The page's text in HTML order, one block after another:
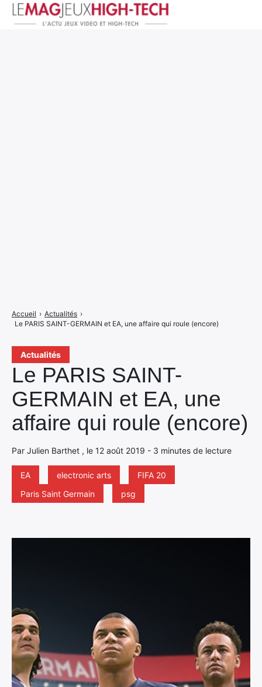
Actualités
Le PARIS SAINT-
GERMAIN et EA, une
affaire qui roule (encore)
Par Julien Barthet , le 12 août 2019 - 3 minutes de lecture
EA electronic arts
FIFA 20
Paris Saint Germain
psg
Accueil › Actualités ›
Le PARIS SAINT-GERMAIN et EA, une affaire qui roule (encore)